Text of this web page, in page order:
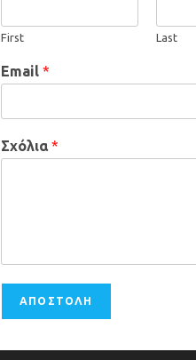
First Last
Email *
Σχόλια *
ΑΠΟΣΤΟΛΗ